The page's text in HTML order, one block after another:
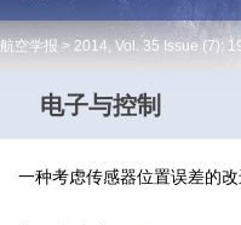
航空学报 > 2014, Vol. 35 Issue (7):
电子与控制
一种考虑传感器位置误差的